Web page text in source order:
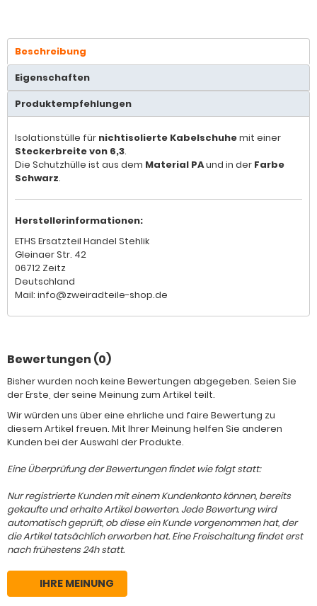
Beschreibung
Eigenschaften
Produktempfehlungen
Isolationstülle für nichtisolierte Kabelschuhemit einer
Steckerbreite von 6,3.
Die Schutzhülle ist aus dem Material PAund in der Farbe
Schwarz.
Herstellerinformationen:
ETHS Ersatzteil Handel Stehlik
Gleinaer Str. 42
06712 Zeitz
Deutschland
Mail: info@zweiradteile-shop.de
Bewertungen (0)
Bisher wurden noch keine Bewertungen abgegeben. Seien Sie
der Erste, der seine Meinung zum Artikel teilt.
Wir würden uns über eine ehrliche und faire Bewertung zu
diesem Artikel freuen. Mit Ihrer Meinung helfen Sie anderen
Kunden bei der Auswahl der Produkte.
Eine Überprüfung der Bewertungen findet wie folgt statt:
Nur registrierte Kunden mit einem Kundenkonto können, bereits
gekaufte und erhalte Artikel bewerten. Jede Bewertung wird
automatisch geprüft, ob diese ein Kunde vorgenommen hat, der
die Artikel tatsächlich erworben hat. Eine Freischaltung findet erst
nach frühestens 24h statt.
IHRE MEINUNG